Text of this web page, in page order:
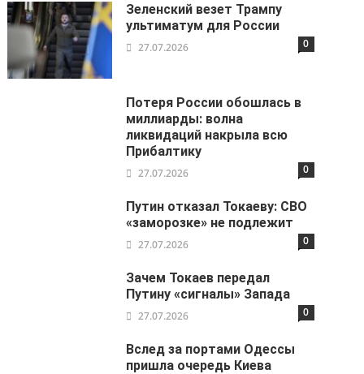
Зеленский везет Трампу
ультиматум для России
27.07.2026 0
Потеря России обошлась в
миллиарды: волна
ликвидаций накрыла всю
Прибалтику
27.07.2026 0
Путин отказал Токаеву: СВО
«заморозке» не подлежит
27.07.2026 0
Зачем Токаев передал
Путину «сигналы» Запада
27.07.2026 0
Вслед за портами Одессы
пришла очередь Киева